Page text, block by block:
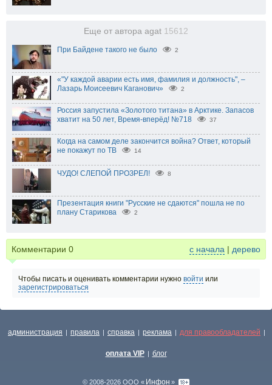
Еще от автора agat 15612
При Байдене такого не было 2
«"У каждой аварии есть имя, фамилия и должность", –
Лазарь Моисеевич Каганович»
2
Россия запустила «Золотого титана» в Арктике. Запасов
хватит на 50 лет, Время-вперёд! №718
37
Когда на самом деле закончится война? Ответ, который
не покажут по ТВ
14
ЧУДО! СЛЕПОЙ ПРОЗРЕЛ! 8
Презентация книги "Русские не сдаются" пошла не по
плану Старикова
2
Комментарии 0 с начала | дерево
Чтобы писать и оценивать комментарии нужно войти или
зарегистрироваться
администрация | правила | справка | реклама | для правообладателей |
оплата VIP | блог
© 2008-2026 ООО « Инфон »